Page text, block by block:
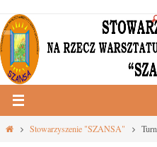
Przejdź
do
treści
StronaStowarzyszenie "SZANSA"